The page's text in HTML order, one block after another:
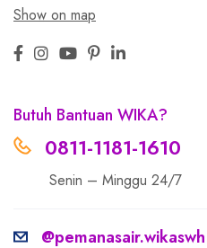
Show on map
Butuh Bantuan WIKA?
0811-1181-1610
Senin – Minggu 24/7
@pemanasair.wikaswh